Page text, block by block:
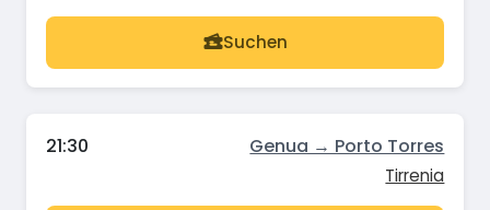
Suchen
21:30 Genua → Porto Torres
Tirrenia